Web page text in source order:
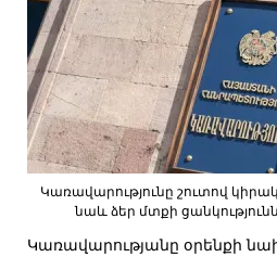
Կառավարությունը շուտով
նաև ձեր մտքի
Կառավարությանը օրենքի